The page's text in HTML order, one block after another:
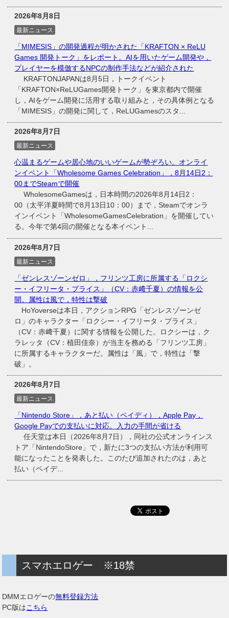
2026年8月8日
最新ニュース
「MIMESIS」の開発過程が明かされた「KRAFTON × ReLU
Games 開発トーク」をレポート。AIを用いたゲーム開発や，
プレイヤーを模倣するNPCの制作手法などが紹介された
KRAFTONJAPANは8月5日，トークイベント
「KRAFTON×ReLUGames開発トーク」を東京都内で開催
し，AIをゲーム開発に活用する取り組みと，その具体例となる
「MIMESIS」の開発に関して，ReLUGamesのスタ...
2026年8月7日
最新ニュース
心温まるゲームや居心地のいいゲームが勢ぞろい。オンライ
ンイベント「Wholesome Games Celebration」，8月14日2：
00までSteamで開催
WholesomeGamesは，日本時間の2026年8月14日2：
00（太平洋夏時間で8月13日10：00）まで，Steamでオンラ
インイベント「WholesomeGamesCelebration」を開催してい
る。今年で第4回の開催となる本イベント...
2026年8月7日
最新ニュース
「ゼンレスゾーンゼロ」，フリンツ工房に所属する「ロクシ
ー・イフリータ・プライス」（CV：赤﨑千夏）の情報を公
開。属性は風で，特性は撃破
HoYoverseは本日，アクションRPG「ゼンレスゾーンゼ
ロ」のキャラクター「ロクシー・イフリータ・プライス」
（CV：赤﨑千夏）に関する情報を公開した。ロクシーは，ク
ラレッタ（CV：植田佳奈）が当主を務める「フリンツ工房」
に所属するキャラクターだ。属性は「風」で，特性は「撃
破」。
2026年8月7日
最新ニュース
「Nintendo Store」，あと払い（ペイディ），Apple Pay，
Google Payでの支払いに対応。入力の手間が省ける
任天堂は本日（2026年8月7日），同社の公式オンラインス
トア「NintendoStore」で，新たに3つの支払い方法が利用可
能になったことを発表した。このたび追加されたのは，あと
払い（ペイデ...
スマホエロゲー ※18禁
DMMエロゲーの無料登録方法
PC版はこちら